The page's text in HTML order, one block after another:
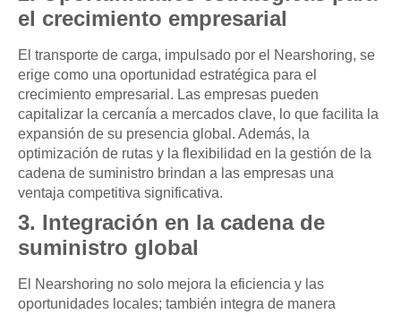
el crecimiento empresarial
El transporte de carga, impulsado por el Nearshoring, se
erige como una oportunidad estratégica para el
crecimiento empresarial. Las empresas pueden
capitalizar la cercanía a mercados clave, lo que facilita la
expansión de su presencia global. Además, la
optimización de rutas y la flexibilidad en la gestión de la
cadena de suministro brindan a las empresas una
ventaja competitiva significativa.
3. Integración en la cadena de
suministro global
El Nearshoring no solo mejora la eficiencia y las
oportunidades locales; también integra de manera